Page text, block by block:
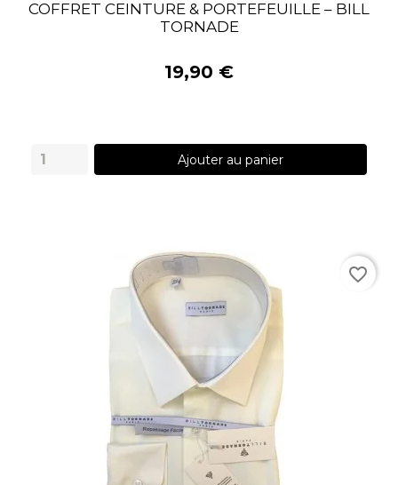
COFFRET CEINTURE & PORTEFEUILLE – BILL
TORNADE
19,90 €
Ajouter au panier
favorite_border